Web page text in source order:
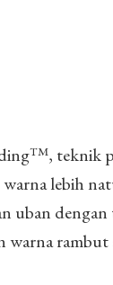
teknik
lebih
uban
warna rambut